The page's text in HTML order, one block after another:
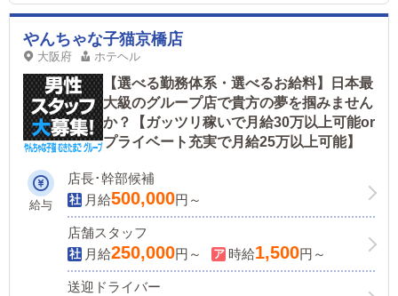
やんちゃな子猫京橋店
大阪府 ホテヘル
【選べる勤務体系・選べるお給料】日本最
大級のグループ店で貴方の夢を掴みません
か？【ガッツリ稼いで月給30万以上可能or
プライベート充実で月給25万以上可能】
給与
店長･幹部候補
月給500,000円～
店舗スタッフ
月給250,000円～ 時給1,500円～
送迎ドライバー